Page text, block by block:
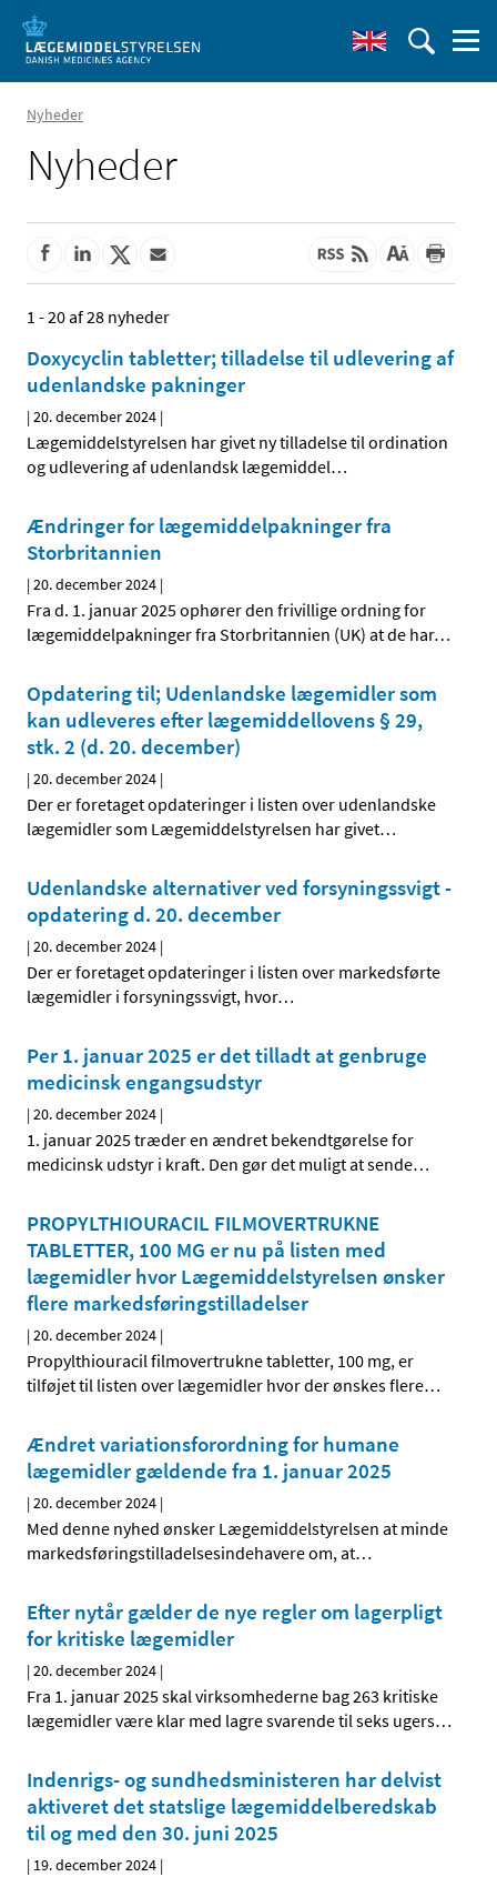
Nyheder
Nyheder
1 - 20 af 28 nyheder
Doxycyclin tabletter; tilladelse til udlevering af
udenlandske pakninger
|20. december 2024 |
Lægemiddelstyrelsen har givet ny tilladelse til ordination
og udlevering af udenlandsk lægemiddel…
Ændringer for lægemiddelpakninger fra
Storbritannien
|20. december 2024 |
Fra d. 1. januar 2025 ophører den frivillige ordning for
lægemiddelpakninger fra Storbritannien (UK) at de har…
Opdatering til; Udenlandske lægemidler som
kan udleveres efter lægemiddellovens § 29,
stk. 2 (d. 20. december)
|20. december 2024 |
Der er foretaget opdateringer i listen over udenlandske
lægemidler som Lægemiddelstyrelsen har givet…
Udenlandske alternativer ved forsyningssvigt -
opdatering d. 20. december
|20. december 2024 |
Der er foretaget opdateringer i listen over markedsførte
lægemidler i forsyningssvigt, hvor…
Per 1. januar 2025 er det tilladt at genbruge
medicinsk engangsudstyr
|20. december 2024 |
1. januar 2025 træder en ændret bekendtgørelse for
medicinsk udstyr i kraft. Den gør det muligt at sende…
PROPYLTHIOURACIL FILMOVERTRUKNE
TABLETTER, 100 MG er nu på listen med
lægemidler hvor Lægemiddelstyrelsen ønsker
flere markedsføringstilladelser
|20. december 2024 |
Propylthiouracil filmovertrukne tabletter, 100 mg, er
tilføjet til listen over lægemidler hvor der ønskes flere…
Ændret variationsforordning for humane
lægemidler gældende fra 1. januar 2025
|20. december 2024 |
Med denne nyhed ønsker Lægemiddelstyrelsen at minde
markedsføringstilladelsesindehavere om, at…
Efter nytår gælder de nye regler om lagerpligt
for kritiske lægemidler
|20. december 2024 |
Fra 1. januar 2025 skal virksomhederne bag 263 kritiske
lægemidler være klar med lagre svarende til seks ugers…
Indenrigs- og sundhedsministeren har delvist
aktiveret det statslige lægemiddelberedskab
til og med den 30. juni 2025
| 19. december 2024 |